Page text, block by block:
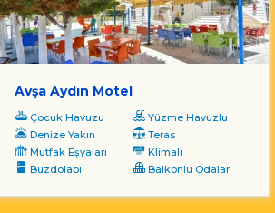
Avşa Aydın Motel
Çocuk Havuzu
Yüzme Havuzlu
Denize Yakın
Teras
Mutfak Eşyaları
Klimalı
Buzdolabı
Balkonlu Odalar